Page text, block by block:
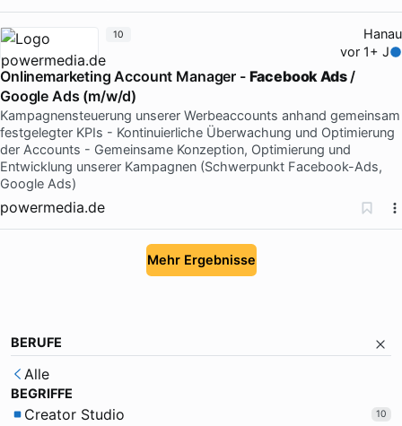
Hanau
vor 1+ J
Onlinemarketing Account Manager - Facebook Ads/
Google Ads (m/w/d)
Kampagnensteuerung unserer Werbeaccounts anhand gemeinsam
festgelegter KPIs - Kontinuierliche Überwachung und Optimierung
der Accounts - Gemeinsame Konzeption, Optimierung und
Entwicklung unserer Kampagnen (Schwerpunkt Facebook-Ads,
Google Ads)
powermedia.de
10
Mehr Ergebnisse
BERUFE
Alle
BEGRIFFE
Creator Studio 10